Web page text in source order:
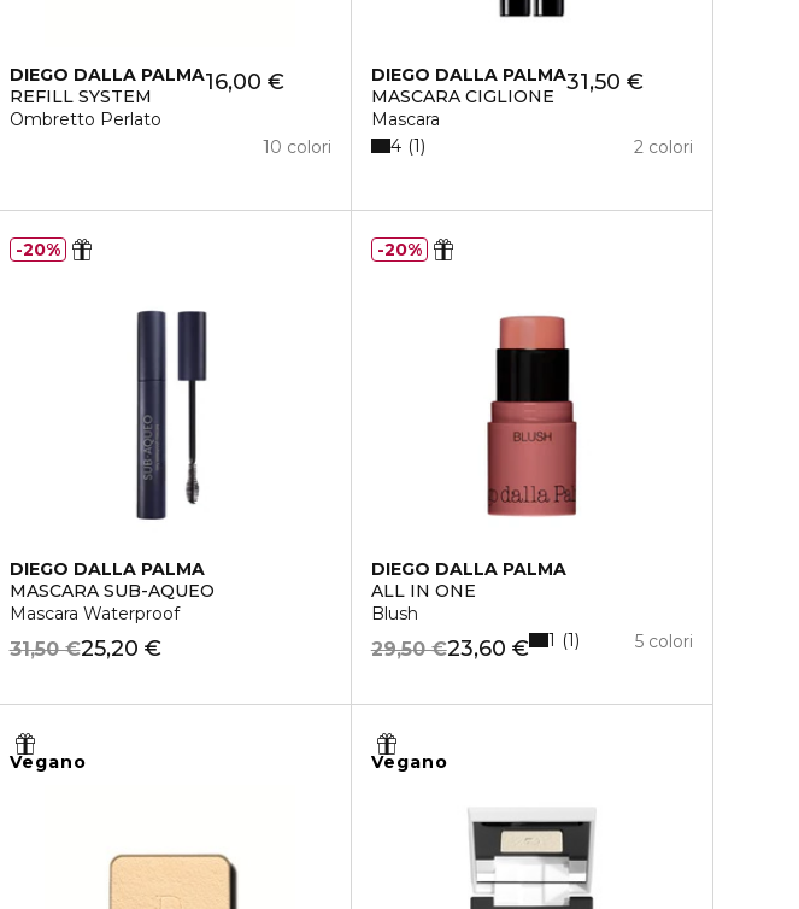
DIEGO DALLA PALMA
REFILL SYSTEM
Ombretto Perlato
16,00 €
10 colori
DIEGO DALLA PALMA
MASCARA CIGLIONE
Mascara
31,50 €
2 colori
4 1
DIEGO DALLA PALMA
MASCARA SUB-AQUEO
Mascara Waterproof
25,20 €
31,50 €
20%
DIEGO DALLA PALMA
ALL IN ONE
Blush
23,60 €
29,50 € 5 colori
1 1
20%
Vegano Vegano